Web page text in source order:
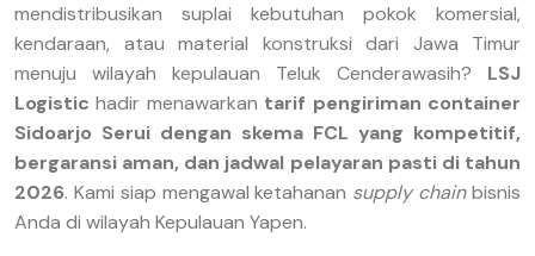
mendistribusikan suplai kebutuhan pokok komersial,
kendaraan, atau material konstruksi dari Jawa Timur
menuju wilayah kepulauan Teluk Cenderawasih? LSJ
Logistic hadir menawarkan tarif pengiriman container
Sidoarjo Serui dengan skema FCL yang kompetitif,
bergaransi aman, dan jadwal pelayaran pasti di tahun
2026. Kami siap mengawal ketahanan supply chainbisnis
Anda di wilayah Kepulauan Yapen.